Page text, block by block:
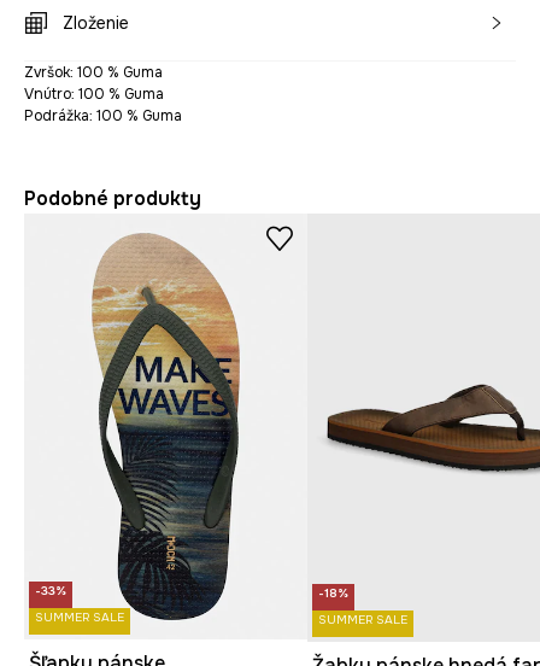
Zloženie
Zvršok: 100 % Guma
Vnútro: 100 % Guma
Podrážka: 100 % Guma
Podobné produkty
-33%
SUMMER SALE
-18%
SUMMER SALE